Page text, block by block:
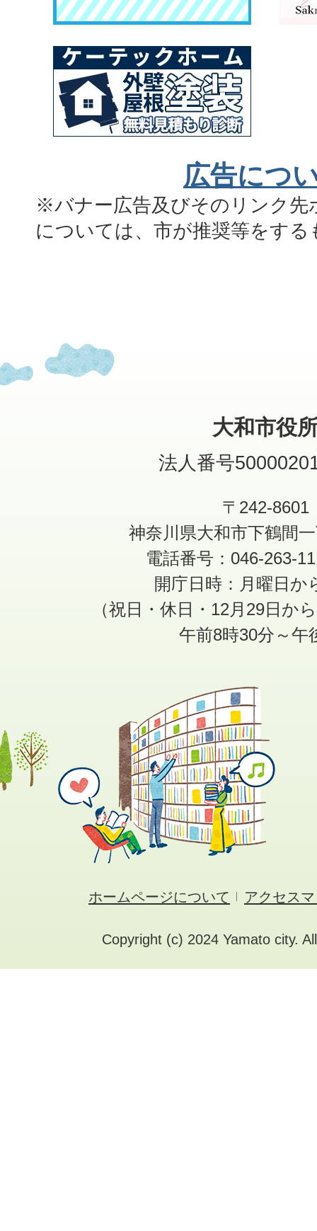
広告につ
※バナー広告及びそのリンク先
については、市が推奨等をす
大和市役
法人番号
〒242-8601
神奈川県大和市下鶴間
電話番号：046-263-
開庁日時：月曜日か
（祝日・休日・12月29日か
午前8時30分～午
ホームページについて アクセス
Copyright (c) 2024 Yamato city.